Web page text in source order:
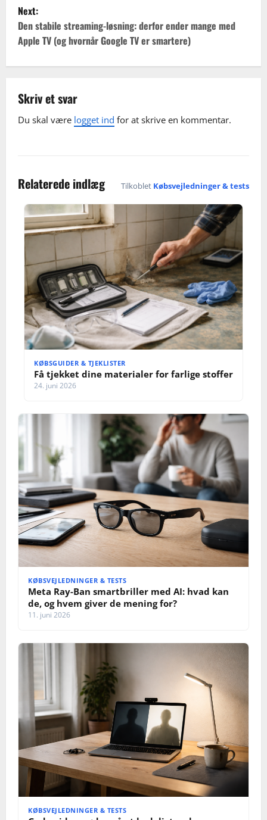
t
n
v
i
a
o
n
Next:
Den stabile streaming-løsning: derfor ender mange med
Apple TV (og hvornår Google TV er smartere)
Skriv et svar
Du skal være logget ind for at skrive en kommentar.
Relaterede indlæg Tilkoblet Købsvejledninger & tests
KØBSGUIDER & TJEKLISTER
Få tjekket dine materialer for farlige stoffer
24. juni 2026
KØBSVEJLEDNINGER & TESTS
Meta Ray‑Ban smartbriller med AI: hvad kan
de, og hvem giver de mening for?
11. juni 2026
KØBSVEJLEDNINGER & TESTS